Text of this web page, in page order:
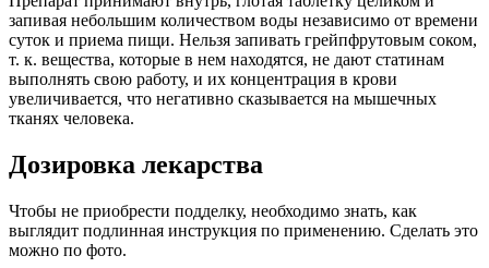
запивая небольшим количеством воды независимо от времени
суток и приема пищи. Нельзя запивать грейпфрутовым соком,
т. к. вещества, которые в нем находятся, не дают статинам
выполнять свою работу, и их концентрация в крови
увеличивается, что негативно сказывается на мышечных
тканях человека.
Дозировка лекарства
Чтобы не приобрести подделку, необходимо знать, как
выглядит подлинная инструкция по применению. Сделать это
можно по фото.